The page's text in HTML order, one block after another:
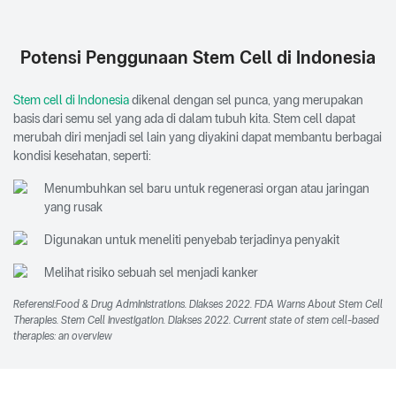
Potensi Penggunaan Stem Cell di Indonesia
Stem cell di Indonesiadikenal dengan sel punca, yang merupakan
basis dari semu sel yang ada di dalam tubuh kita. Stem cell dapat
merubah diri menjadi sel lain yang diyakini dapat membantu berbagai
kondisi kesehatan, seperti:
Menumbuhkan sel baru untuk regenerasi organ atau jaringan
yang rusak
Digunakan untuk meneliti penyebab terjadinya penyakit
Melihat risiko sebuah sel menjadi kanker
Referensi:Food & Drug Administrations. Diakses 2022. FDA Warns About Stem Cell
Therapies. Stem Cell Investigation. Diakses 2022. Current state of stem cell-based
therapies: an overview